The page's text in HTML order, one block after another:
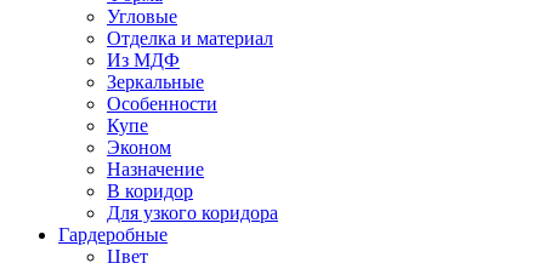
Угловые
Отделка и материал
Из МДФ
Зеркальные
Особенности
Купе
Эконом
Назначение
В коридор
Для узкого коридора
Гардеробные
Цвет